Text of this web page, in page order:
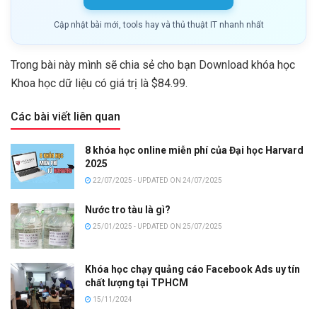
Cập nhật bài mới, tools hay và thủ thuật IT nhanh nhất
Trong bài này mình sẽ chia sẻ cho bạn Download khóa học
Khoa học dữ liệu có giá trị là $84.99.
Các bài viết liên quan
8 khóa học online miễn phí của Đại học Harvard
2025
22/07/2025 - UPDATED ON 24/07/2025
Nước tro tàu là gì?
25/01/2025 - UPDATED ON 25/07/2025
Khóa học chạy quảng cáo Facebook Ads uy tín
chất lượng tại TPHCM
15/11/2024